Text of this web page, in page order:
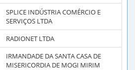
SPLICE INDÚSTRIA COMÉRCIO E
SERVIÇOS LTDA
RADIONET LTDA
IRMANDADE DA SANTA CASA DE
MISERICORDIA DE MOGI MIRIM